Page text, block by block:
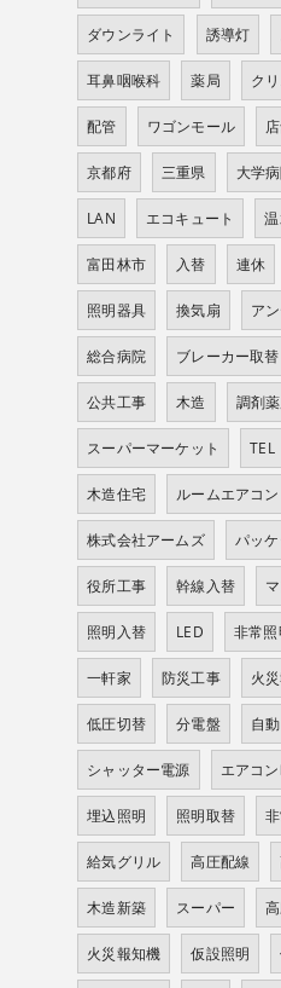
ダウンライト 誘導灯
耳鼻咽喉科 薬局 ク
配管 ワゴンモール
京都府 三重県 大学
LAN エコキュート
富田林市 入替 連休
照明器具 換気扇 ア
総合病院 ブレーカー取替
公共工事 木造 調剤
スーパーマーケット TEL
木造住宅 ルームエアコン
株式会社アームズ パッ
役所工事 幹線入替
照明入替 LED 非常照
一軒家 防災工事 火
低圧切替 分電盤 自
シャッター電源 エアコ
埋込照明 照明取替
給気グリル 高圧配線
木造新築 スーパー
火災報知機 仮設照明